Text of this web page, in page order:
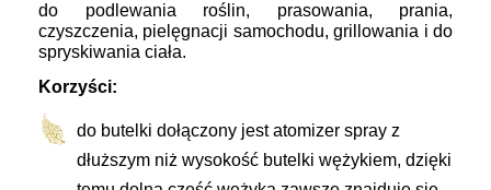
do podlewania roślin, prasowania, prania,
czyszczenia, pielęgnacji samochodu, grillowania i do
spryskiwania ciała.
Korzyści:
do butelki dołączony jest atomizer spray z
dłuższym niż wysokość butelki wężykiem, dzięki